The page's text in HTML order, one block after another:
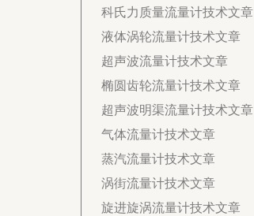
科氏力质量流量计技术文章
液体涡轮流量计技术文章
超声波流量计技术文章
椭圆齿轮流量计技术文章
超声波明渠流量计技术文章
气体流量计技术文章
蒸汽流量计技术文章
涡街流量计技术文章
旋进旋涡流量计技术文章